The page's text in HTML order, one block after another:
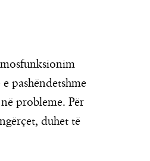
pashëndetshme
probleme. Për
duhet të